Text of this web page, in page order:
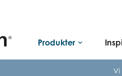
Produkter keyboard_arrow_down
Vi